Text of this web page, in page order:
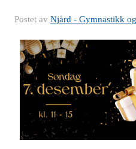
Postet av Njård - Gymnastikk